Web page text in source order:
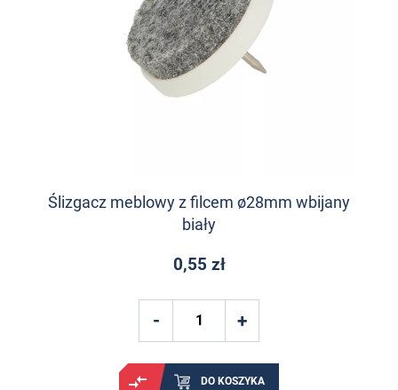
Ślizgacz meblowy z filcem ø28mm wbijany
biały
0,55 zł
DO KOSZYKA